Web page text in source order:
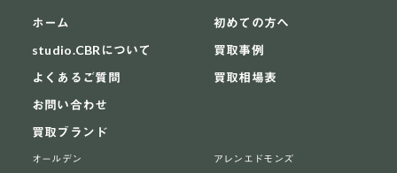
ホーム
studio.CBRについて
よくあるご質問
お問い合わせ
初めての方へ
買取事例
買取相場表
買取ブランド
オールデン
アレンエドモンズ